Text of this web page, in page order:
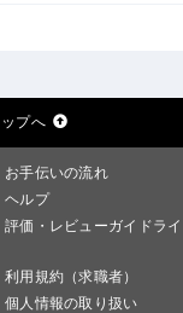
プへ
お手伝いの流れ
ヘルプ
評価・レビューガイドラ
利用規約（求職者）
個人情報の取り扱い